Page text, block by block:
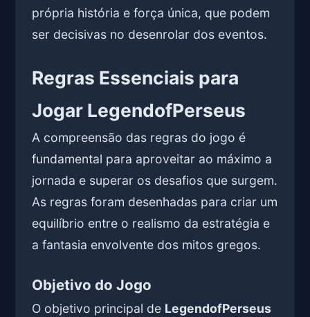
própria história e força única, que podem
ser decisivas no desenrolar dos eventos.
Regras Essenciais para
Jogar LegendofPerseus
A compreensão das regras do jogo é
fundamental para aproveitar ao máximo a
jornada e superar os desafios que surgem.
As regras foram desenhadas para criar um
equilíbrio entre o realismo da estratégia e
a fantasia envolvente dos mitos gregos.
Objetivo do Jogo
O objetivo principal de LegendofPerseus